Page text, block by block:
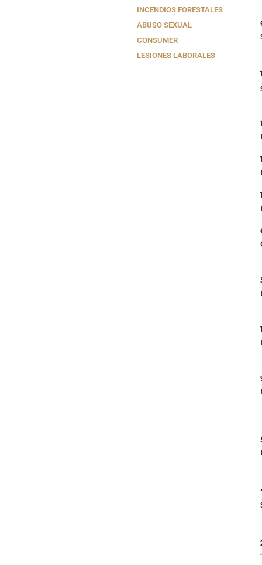
INCENDIOS FORESTALES
ABUSO SEXUAL
CONSUMER
LESIONES LABORALES